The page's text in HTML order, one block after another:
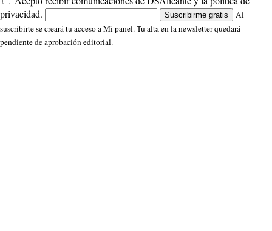
privacidad.
Suscribirme gratis
Al
suscribirte se creará tu acceso a Mi panel. Tu alta en la newsletter quedará
pendiente de aprobación editorial.